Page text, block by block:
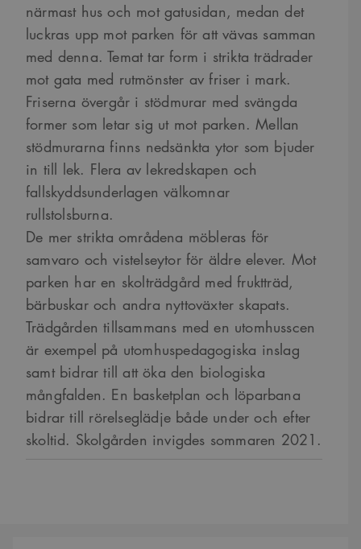
närmast hus och mot gatusidan, medan det
luckras upp mot parken för att vävas samman
med denna. Temat tar form i strikta trädrader
mot gata med rutmönster av friser i mark.
Friserna övergår i stödmurar med svängda
former som letar sig ut mot parken. Mellan
stödmurarna finns nedsänkta ytor som bjuder
in till lek. Flera av lekredskapen och
fallskyddsunderlagen välkomnar
rullstolsburna.
De mer strikta områdena möbleras för
samvaro och vistelseytor för äldre elever. Mot
parken har en skolträdgård med fruktträd,
bärbuskar och andra nyttoväxter skapats.
Trädgården tillsammans med en utomhusscen
är exempel på utomhuspedagogiska inslag
samt bidrar till att öka den biologiska
mångfalden. En basketplan och löparbana
bidrar till rörelseglädje både under och efter
skoltid. Skolgården invigdes sommaren 2021.